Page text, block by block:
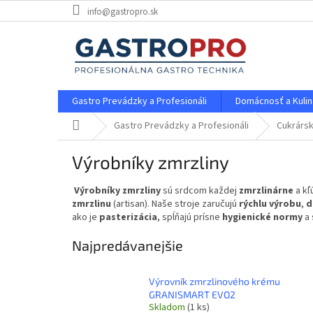
na
info@gastropro.sk
Gastro Prevádzky a Profesionáli Domácnosť a
Domov Gastro Prevádzky a Profesionáli
Výrobníky zmrzliny
Výrobníky zmrzlinysú srdcom každej zmrzlinárne a
zmrzlinu (artisan). Naše stroje zaručujú rýchlu výrobu,
ako je pasterizácia, spĺňajú prísne hygienické normy a
Najpredávanejšie
Výrovník zmrzlinového krému
GRANISMART EVO2
Skladom (1 ks)